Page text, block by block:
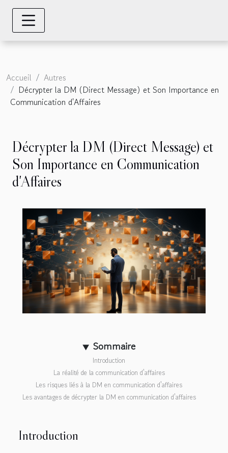
Accueil
Autres
Décrypter la DM (Direct Message) et Son Importance en
Communication d'Affaires
Décrypter la DM (Direct Message) et
Son Importance en Communication
d'Affaires
Sommaire
Introduction
La réalité de la communication d'affaires
Les risques liés à la DM en communication d'affaires
Les avantages de décrypter la DM en communication d'affaires
Introduction